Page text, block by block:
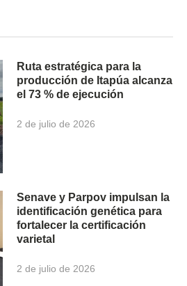
Ruta estratégica para la
producción de Itapúa alcanza
el 73 % de ejecución
2 de julio de 2026
Senave y Parpov impulsan la
identificación genética para
fortalecer la certificación
varietal
2 de julio de 2026